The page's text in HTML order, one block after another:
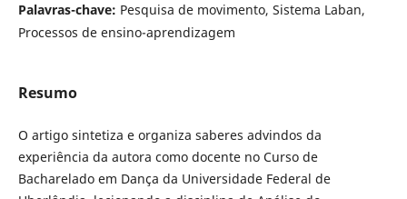
Palavras-chave: Pesquisa de movimento, Sistema Laban,
Processos de ensino-aprendizagem
Resumo
O artigo sintetiza e organiza saberes advindos da
experiência da autora como docente no Curso de
Bacharelado em Dança da Universidade Federal de